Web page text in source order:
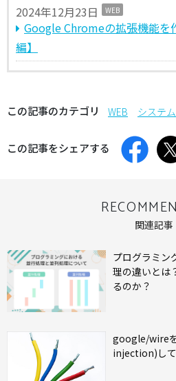
2024年12月23日 WEB
Google Chromeの拡張機能を
編】
この記事のカテゴリ WEB システ
この記事をシェアする
関連記事
プログラミン
理の違いとは
るのか？
google/wire
injection)し